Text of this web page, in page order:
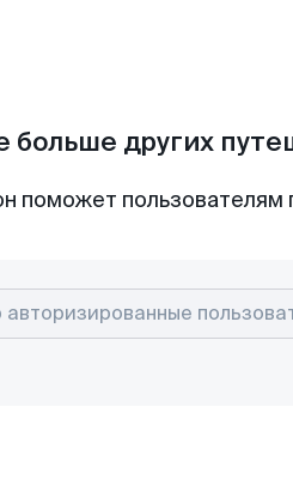
больше других
поможет пользователям